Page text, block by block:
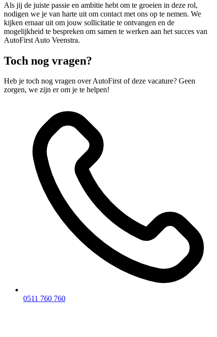
Als jij de juiste passie en ambitie hebt om te groeien in deze rol,
nodigen we je van harte uit om contact met ons op te nemen. We
kijken ernaar uit om jouw sollicitatie te ontvangen en de
mogelijkheid te bespreken om samen te werken aan het succes van
AutoFirst Auto Veenstra.
Toch nog vragen?
Heb je toch nog vragen over AutoFirst of deze vacature? Geen
zorgen, we zijn er om je te helpen!
0511 760 760